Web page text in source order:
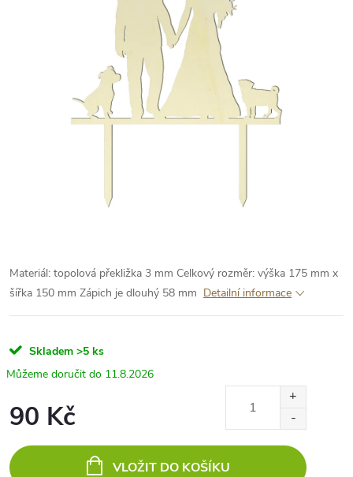
Materiál: topolová překližka 3 mm Celkový rozměr: výška 175 mm x
šířka 150 mm Zápich je dlouhý 58 mm Detailní informace
Skladem >5 ks
11.8.2026
90 Kč
cena:
VLOŽIT DO KOŠÍKU